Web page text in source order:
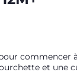
pour commencer
et une